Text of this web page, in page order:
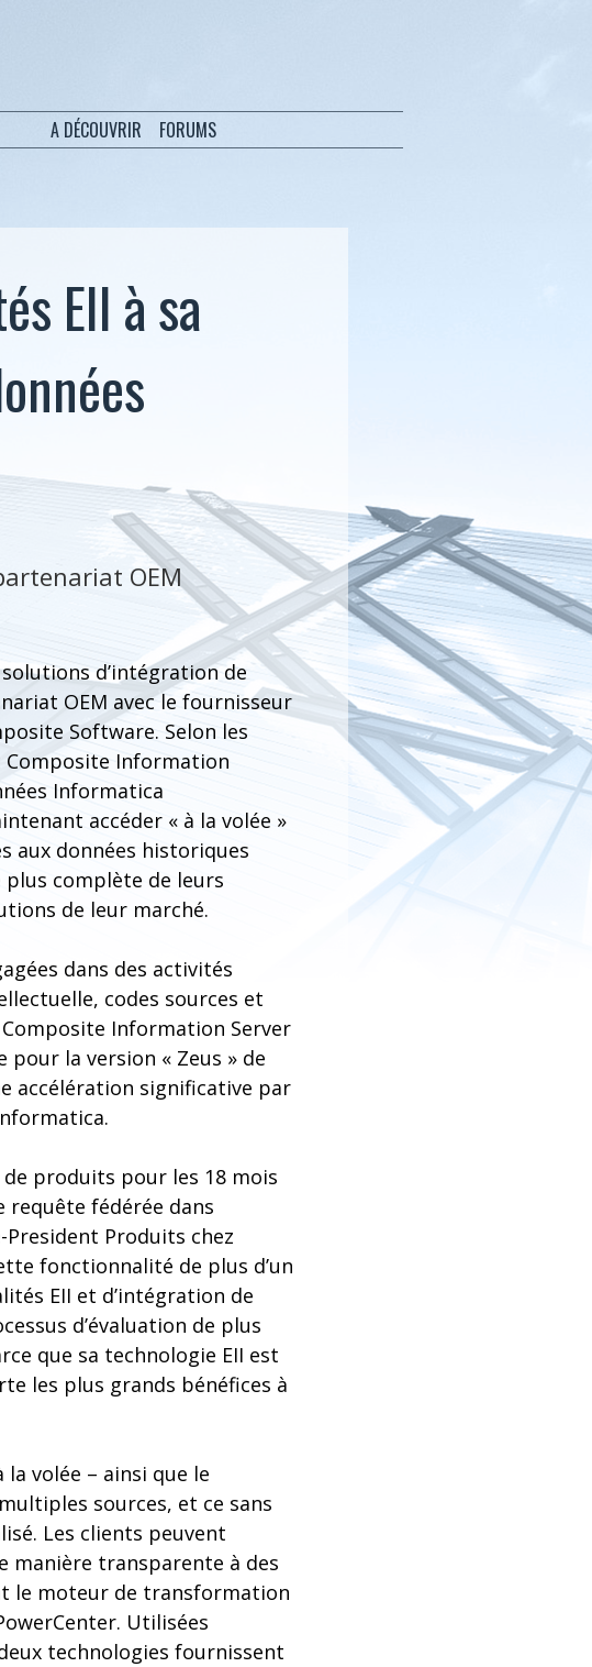
A DÉCOUVRIR FORUMS
EII à sa
OEM
d’intégration de
OEM avec le fournisseur
Software. Selon les
Information
Informatica
accéder « à la volée »
aux données historiques
complète de leurs
de leur marché.
dans des activités
codes sources et
Information Server
pour la version « Zeus » de
accélération significative par
produits pour les 18 mois
requête fédérée dans
President Produits chez
fonctionnalité de plus d’un
EII et d’intégration de
d’évaluation de plus
que sa technologie EII est
les plus grands bénéfices à
volée – ainsi que le
sources, et ce sans
Les clients peuvent
manière transparente à des
le moteur de transformation
Utilisées
technologies fournissent